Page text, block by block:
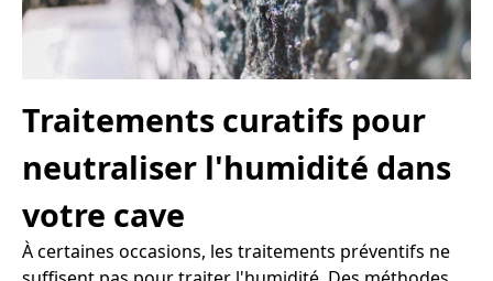
Traitements curatifs pour
neutraliser l'humidité dans
votre cave
À certaines occasions, les traitements préventifs ne